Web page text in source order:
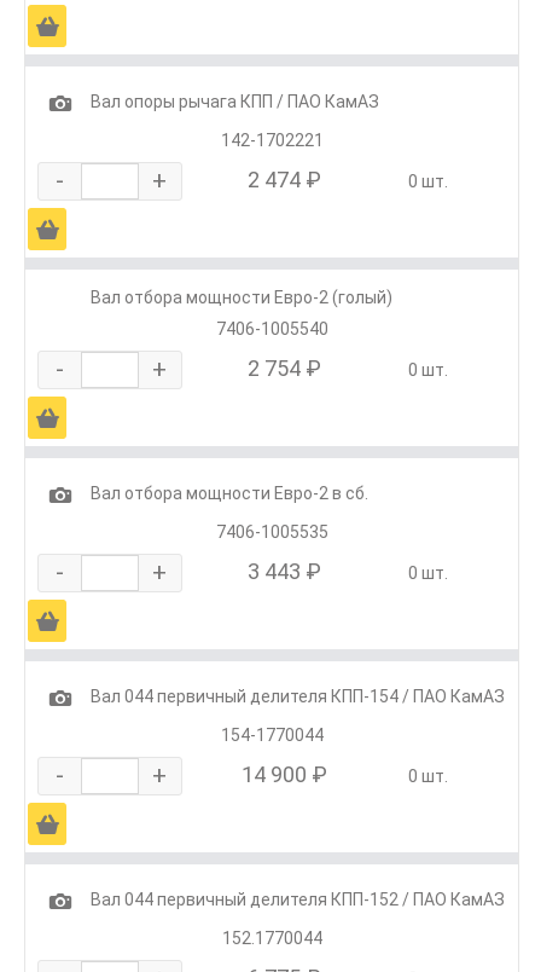
Ä
1
Вал опоры рычага КПП / ПАО КамАЗ
142-1702221
- + 2 474 ₽ 0 шт.
Ä
Вал отбора мощности Евро-2 (голый)
7406-1005540
- + 2 754 ₽ 0 шт.
Ä
1
Вал отбора мощности Евро-2 в сб.
7406-1005535
- + 3 443 ₽ 0 шт.
Ä
1
Вал 044 первичный делителя КПП-154 / ПАО КамАЗ
154-1770044
- + 14 900 ₽ 0 шт.
Ä
1
Вал 044 первичный делителя КПП-152 / ПАО КамАЗ
152.1770044